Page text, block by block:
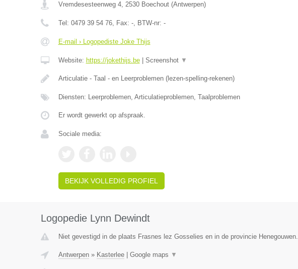
Vremdesesteenweg 4, 2530 Boechout(Antwerpen)
Tel: 0479 39 54 76, Fax: -, BTW-nr: -
E-mail › Logopediste Joke Thijs
Website: https://jokethijs.be| Screenshot ▼
Articulatie - Taal - en Leerproblemen (lezen-spelling-rekenen)
Diensten: Leerproblemen, Articulatieproblemen, Taalproblemen
Er wordt gewerkt op afspraak.
Sociale media:
BEKIJK VOLLEDIG PROFIEL
Logopedie Lynn Dewindt
Niet gevestigd in de plaats Frasnes lez Gosselies en in de provincie Henegouwen.
Antwerpen» Kasterlee| Google maps ▼